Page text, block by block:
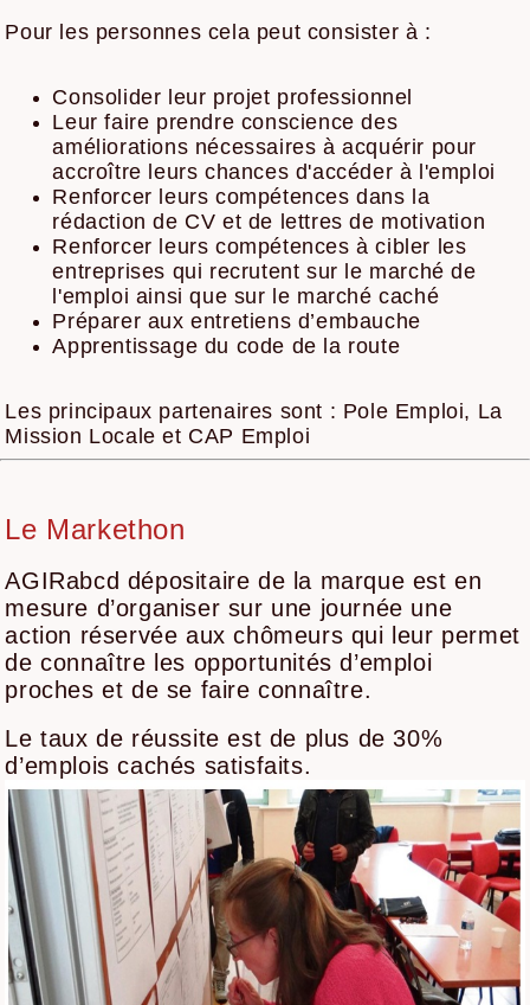
Pour les personnes cela peut consister à :
Consolider leur projet professionnel
Leur faire prendre conscience des
améliorations nécessaires à acquérir pour
accroître leurs chances d'accéder à l'emploi
Renforcer leurs compétences dans la
rédaction de CV et de lettres de motivation
Renforcer leurs compétences à cibler les
entreprises qui recrutent sur le marché de
l'emploi ainsi que sur le marché caché
Préparer aux entretiens d’embauche
Apprentissage du code de la route
Les principaux partenaires sont : Pole Emploi, La
Mission Locale et CAP Emploi
Le Markethon
AGIRabcd dépositaire de la marque est en
mesure d’organiser sur une journée une
action réservée aux chômeurs qui leur permet
de connaître les opportunités d’emploi
proches et de se faire connaître.
Le taux de réussite est de plus de 30%
d’emplois cachés satisfaits.